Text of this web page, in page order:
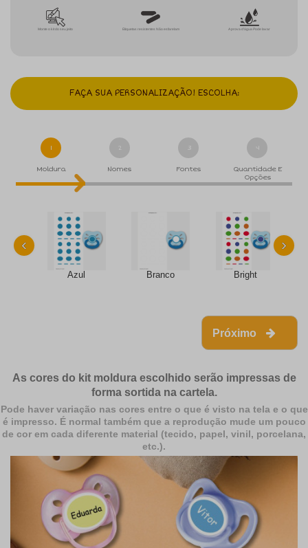
Monte o kit do seu jeito Etiquetas resistentes Não esfarelam A prova d'água Pode lavar
FAÇA SUA PERSONALIZAÇÃO! ESCOLHA:
1
Moldura
2
Nomes
3
Fontes
4
Quantidade E
Opções
Azul Branco Bright
‹ ›
Próximo
As cores do kit moldura escolhido serão impressas de
forma sortida na cartela.
Pode haver variação nas cores entre o que é visto na tela e o que
é impresso. É normal também que a reprodução mude um pouco
de cor em cada diferente material (tecido, papel, vinil, porcelana,
etc.).